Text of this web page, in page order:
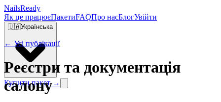
NailsReady
Як це працюєПакетиFAQПро насБлогУвійти
🇺🇦Українська
Купити пакет →
← Усі публікації
Реєстри та документація
салону